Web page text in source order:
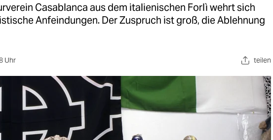
Casablanca aus dem italienischen Forlì wehrt sich
Anfeindungen. Der Zuspruch ist groß, die Ablehnung
Uhr teilen